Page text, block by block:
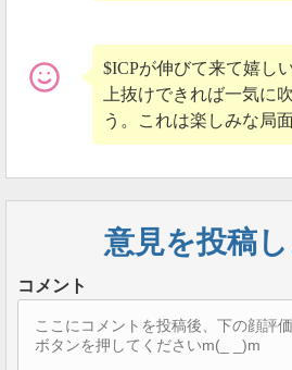
$ICPが伸びて来て嬉し
上抜けできれば一気に
う。これは楽しみな局面
意見を投稿し
コメント